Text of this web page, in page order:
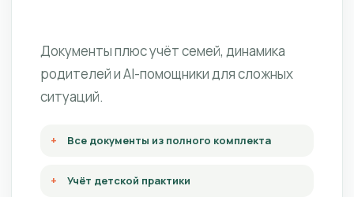
Документы плюс учёт семей, динамика
родителей и AI-помощники для сложных
ситуаций.
Все документы из полного комплекта
Учёт детской практики